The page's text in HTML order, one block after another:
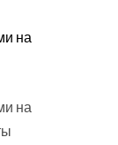
на
на